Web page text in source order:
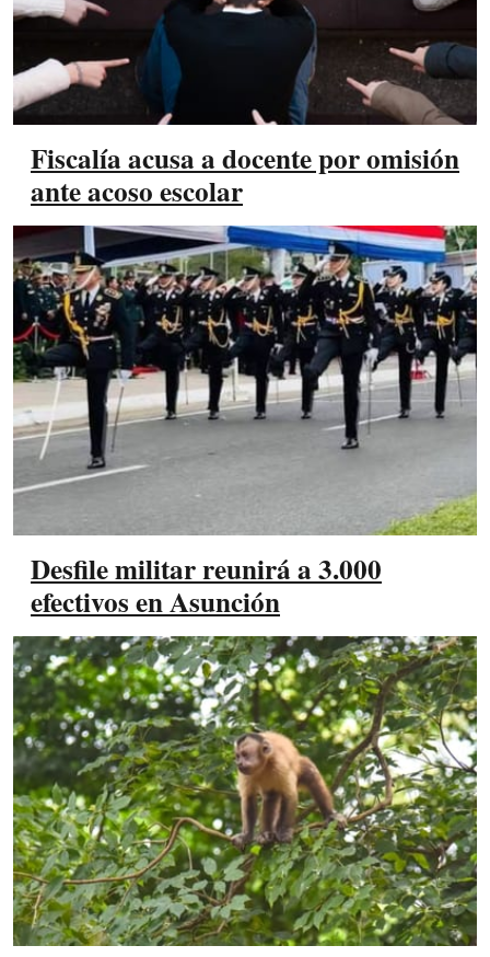
Fiscalía acusa a docente por omisión
ante acoso escolar
Desfile militar reunirá a 3.000
efectivos en Asunción